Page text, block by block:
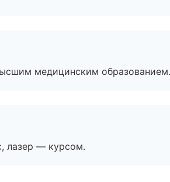
медицинским образованием.
лазер — курсом.